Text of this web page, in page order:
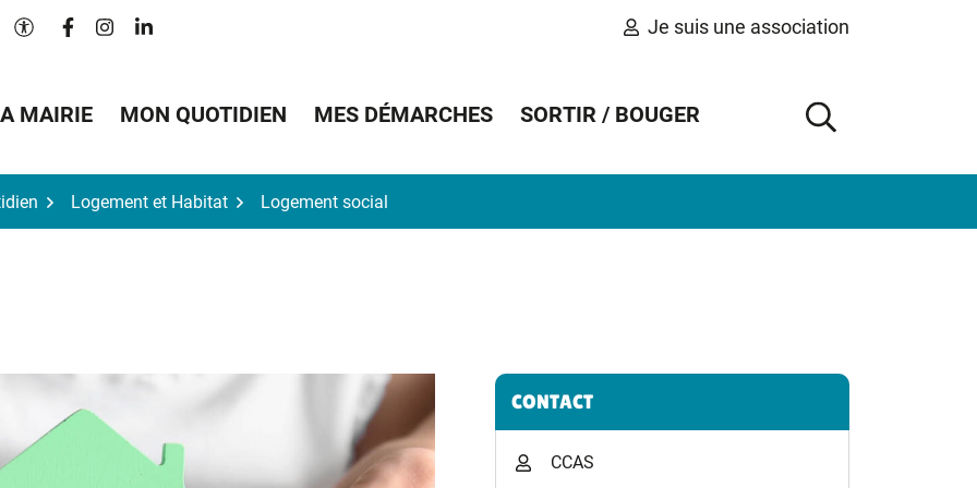
Paramètres d'accessibilité
Lien vers le compte Facebook
Lien vers le compte Instagram
Lien vers le compte Linkedin Je suis une association
MAIRIE MON QUOTIDIEN MES DÉMARCHES SORTIR / BOUGER
AFFICHER
Logement et Habitat Logement social
Informations complémentaires
CONTACT
CCAS